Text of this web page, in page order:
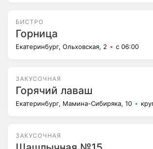
БИСТРО
Горница
Екатеринбург, Ольховская, 2 с 06:00
ЗАКУСОЧНАЯ
Горячий лаваш
Екатеринбург, Мамина-Сибиряка, 10
ЗАКУСОЧНАЯ